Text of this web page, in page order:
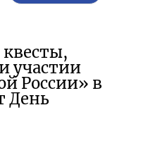
участии
России» в
День